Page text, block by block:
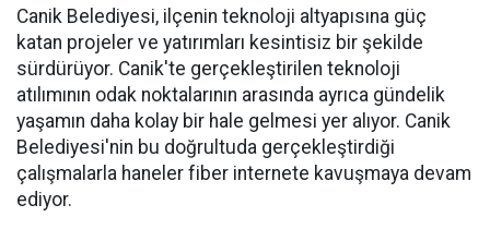
Canik Belediyesi, ilçenin teknoloji altyapısına güç
katan projeler ve yatırımları kesintisiz bir şekilde
sürdürüyor. Canik'te gerçekleştirilen teknoloji
atılımının odak noktalarının arasında ayrıca gündelik
yaşamın daha kolay bir hale gelmesi yer alıyor. Canik
Belediyesi'nin bu doğrultuda gerçekleştirdiği
çalışmalarla haneler fiber internete kavuşmaya devam
ediyor.